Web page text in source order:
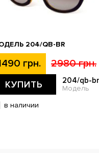
204/QB-BR
грн. 2980 грн.
КУПИТЬ 204/qb-br
Модель
в наличии